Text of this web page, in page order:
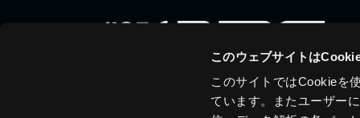
このウェブサイトは
このサイトではCookieを
ています。またユーザー